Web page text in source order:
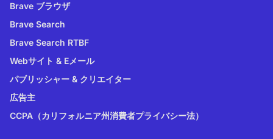
Brave ブラウザ
Brave Search
Brave Search RTBF
Webサイト & Eメール
パブリッシャー & クリエイター
広告主
CCPA（カリフォルニア州消費者プライバシー法）